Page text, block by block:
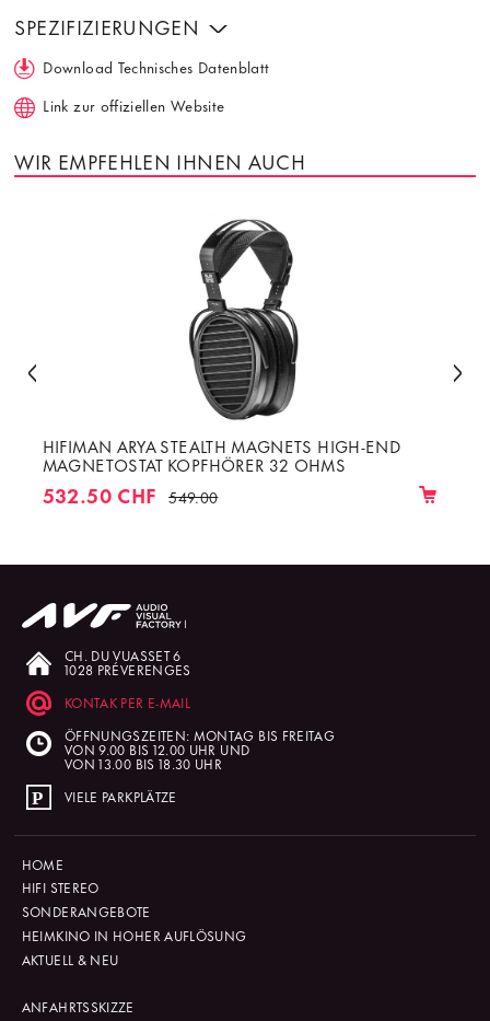
SPEZIFIZIERUNGEN
Download Technisches Datenblatt
Link zur offiziellen Website
WIR EMPFEHLEN IHNEN AUCH
HIFIMAN ARYA STEALTH MAGNETS HIGH-END
MAGNETOSTAT KOPFHÖRER 32 OHMS
532.50 CHF 549.00
CH. DU VUASSET 6
1028 PRÉVERENGES
KONTAK PER E-MAIL
ÖFFNUNGSZEITEN: MONTAG BIS FREITAG
VON 9.00 BIS 12.00 UHR UND
VON 13.00 BIS 18.30 UHR
VIELE PARKPLÄTZE
HOME
HIFI STEREO
SONDERANGEBOTE
HEIMKINO IN HOHER AUFLÖSUNG
AKTUELL & NEU
ANFAHRTSSKIZZE